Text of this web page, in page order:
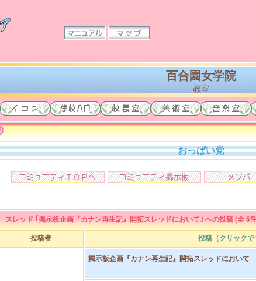
百合園女学院
教室
おっぱい党
スレッド ｢掲示板企画『カナン再生記』開拓スレッドにおいて｣ への投稿 (全 6
投稿者 投稿（クリック
掲示板企画『カナン再生記』開拓スレッドにおいて